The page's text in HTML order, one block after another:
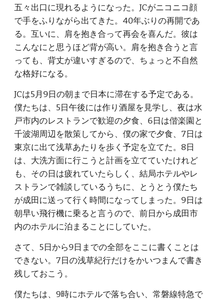
五々出口に現れるようになった。JCがニコニコ顔
で手をふりながら出てきた。40年ぶりの再開であ
る。互いに、肩を抱き合って再会を喜んだ。彼は
こんなにと思うほど背が高い。肩を抱き合うと言
っても、背丈が違いすぎるので、ちょっと不自然
な格好になる。
JCは5月9日の朝まで日本に滞在する予定である。
僕たちは、5日午後には作り酒屋を見学し、夜は水
戸市内のレストランで歓迎の夕食、6日は偕楽園と
千波湖周辺を散策してから、僕の家で夕食、7日は
東京に出て浅草あたりを歩く予定を立てた。8日
は、大洗方面に行こうと計画を立てていたけれど
も、その日は疲れていたらしく、結局ホテルやレ
ストランで雑談しているうちに、とうとう僕たち
が成田に送って行く時間になってしまった。9日は
朝早い飛行機に乗ると言うので、前日から成田市
内のホテルに泊まることにしていた。
さて、5日から9日までの全部をここに書くことは
できない。7日の浅草紀行だけをかいつまんで書き
残しておこう。
僕たちは、9時にホテルで落ち合い、常磐線特急で